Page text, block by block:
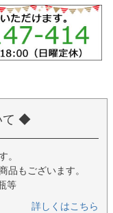
て ◆
。
品もございます。
等
詳しくはこちら